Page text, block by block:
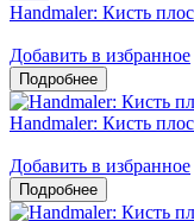
Handmaler: Кисть
Добавить в избранное
Handmaler: Кисть
Добавить в избранное